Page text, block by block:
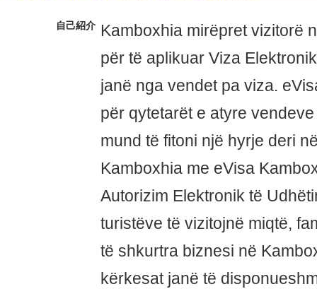
自己紹介 Kamboxhia mirëpret vizitorë
për të aplikuar Viza
janë nga vendet pa viza.
për qytetarët e atyre
mund të fitoni një hyrje deri
Kamboxhia me eVisa
Autorizim Elektronik të
turistëve të vizitojnë miqtë,
të shkurtra biznesi në
kërkesat janë të